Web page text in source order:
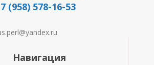
Навигация
(958) 578-16-53